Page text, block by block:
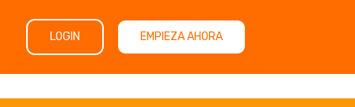
LOGIN EMPIEZA AHORA